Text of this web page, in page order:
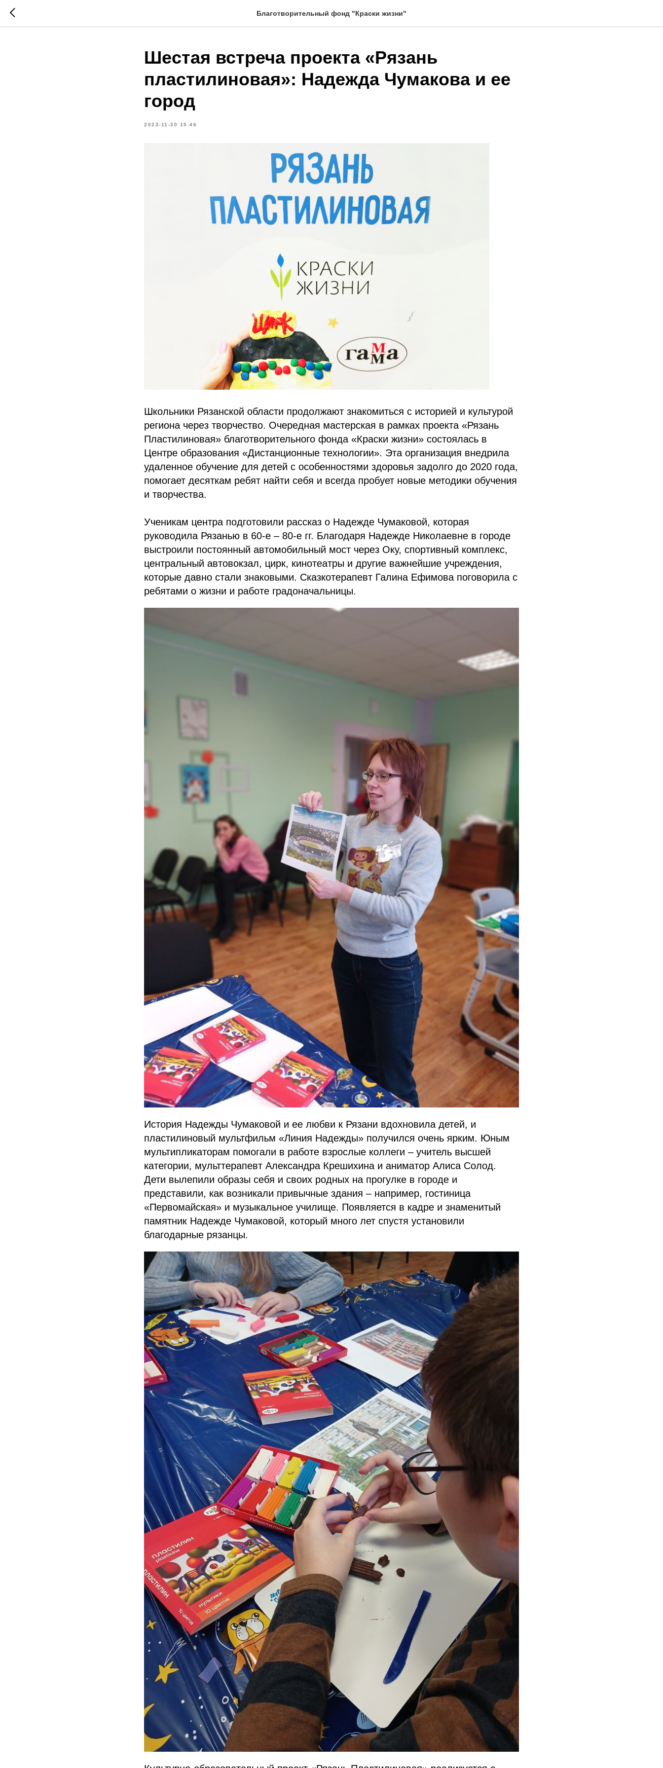
Благотворительный фонд "Краски жизни"
Шестая встреча проекта «Рязань
пластилиновая»: Надежда Чумакова и ее
город
2023-11-30 15:46
Школьники Рязанской области продолжают знакомиться с историей и культурой
региона через творчество. Очередная мастерская в рамках проекта «Рязань
Пластилиновая» благотворительного фонда «Краски жизни» состоялась в
Центре образования «Дистанционные технологии». Эта организация внедрила
удаленное обучение для детей с особенностями здоровья задолго до 2020 года,
помогает десяткам ребят найти себя и всегда пробует новые методики обучения
и творчества.
Ученикам центра подготовили рассказ о Надежде Чумаковой, которая
руководила Рязанью в 60-е – 80-е гг. Благодаря Надежде Николаевне в городе
выстроили постоянный автомобильный мост через Оку, спортивный комплекс,
центральный автовокзал, цирк, кинотеатры и другие важнейшие учреждения,
которые давно стали знаковыми. Сказкотерапевт Галина Ефимова поговорила с
ребятами о жизни и работе градоначальницы.
История Надежды Чумаковой и ее любви к Рязани вдохновила детей, и
пластилиновый мультфильм «Линия Надежды» получился очень ярким. Юным
мультипликаторам помогали в работе взрослые коллеги – учитель высшей
категории, мульттерапевт Александра Крешихина и аниматор Алиса Солод.
Дети вылепили образы себя и своих родных на прогулке в городе и
представили, как возникали привычные здания – например, гостиница
«Первомайская» и музыкальное училище. Появляется в кадре и знаменитый
памятник Надежде Чумаковой, который много лет спустя установили
благодарные рязанцы.